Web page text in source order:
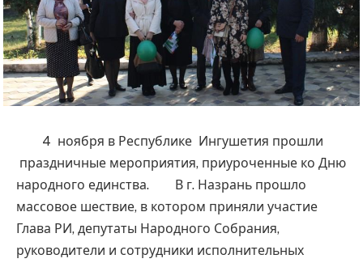
4 ноября в Республике Ингушетия прошли
праздничные мероприятия, приуроченные ко Дню
народного единства. В г. Назрань прошло
массовое шествие, в котором приняли участие
Глава РИ, депутаты Народного Собрания,
руководители и сотрудники исполнительных